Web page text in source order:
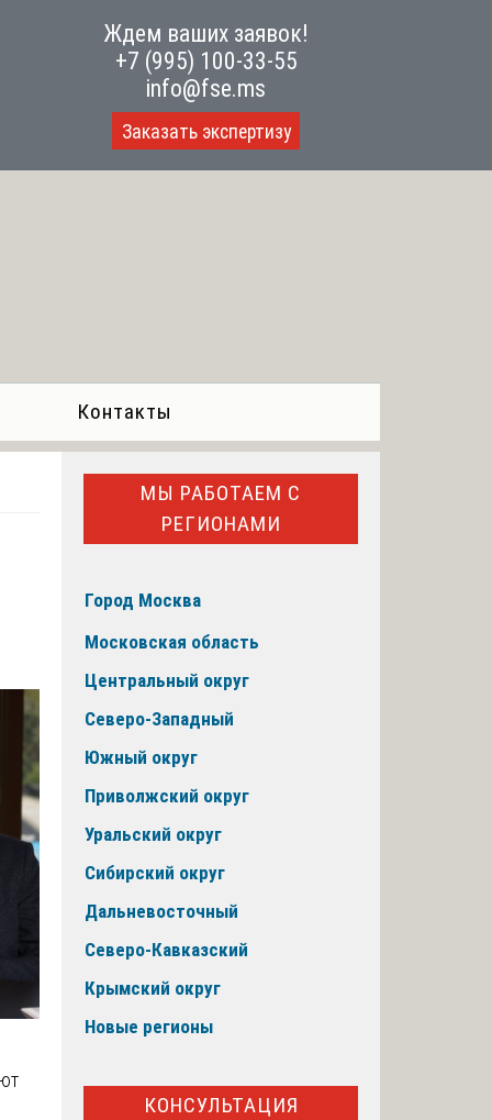
Ждем ваших заявок!
+7 (995) 100-33-55
info@fse.ms
Заказать экспертизу
Контакты
МЫ РАБОТАЕМ С
РЕГИОНАМИ
Город Москва
Московская область
Центральный округ
Северо-Западный
Южный округ
Приволжский округ
Уральский округ
Сибирский округ
Дальневосточный
Северо-Кавказский
Крымский округ
Новые регионы
КОНСУЛЬТАЦИЯ